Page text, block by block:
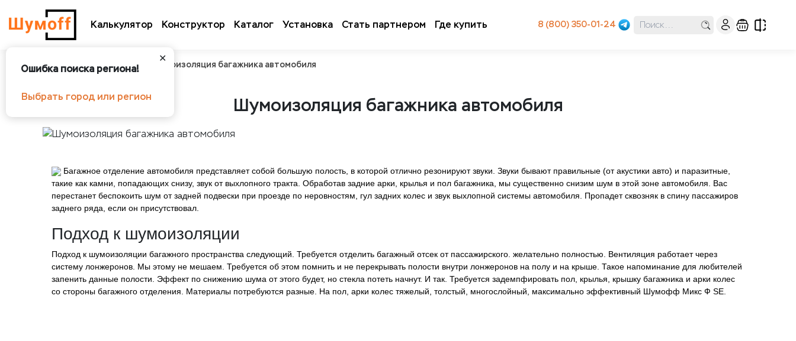
Калькулятор Конструктор Каталог Установка Стать партнером Где купить 8 (800) 350-01-24
✕
Ошибка поиска региона!
Выбрать город или регион
Шумоff О шумоизоляции Шумоизоляция багажника автомобиля
Шумоизоляция багажника автомобиля
Багажное отделение автомобиля представляет собой большую полость, в которой отлично резонируют звуки. Звуки бывают правильные (от акустики авто) и паразитные,
такие как камни, попадающих снизу, звук от выхлопного тракта. Обработав задние арки, крылья и пол багажника, мы существенно снизим шум в этой зоне автомобиля. Вас
перестанет беспокоить шум от задней подвески при проезде по неровностям, гул задних колес и звук выхлопной системы автомобиля. Пропадет сквозняк в спину пассажиров
заднего ряда, если он присутствовал.
Подход к шумоизоляции
Подход к шумоизоляции багажного пространства следующий. Требуется отделить багажный отсек от пассажирского. желательно полностью. Вентиляция работает через
систему лонжеронов. Мы этому не мешаем. Требуется об этом помнить и не перекрывать полости внутри лонжеронов на полу и на крыше. Такое напоминание для любителей
запенить данные полости. Эффект по снижению шума от этого будет, но стекла потеть начнут. И так. Требуется задемпфировать пол, крылья, крышку багажника и арки колес
со стороны багажного отделения. Материалы потребуются разные. На пол, арки колес тяжелый, толстый, многослойный, максимально эффективный Шумофф Микс Ф SE.